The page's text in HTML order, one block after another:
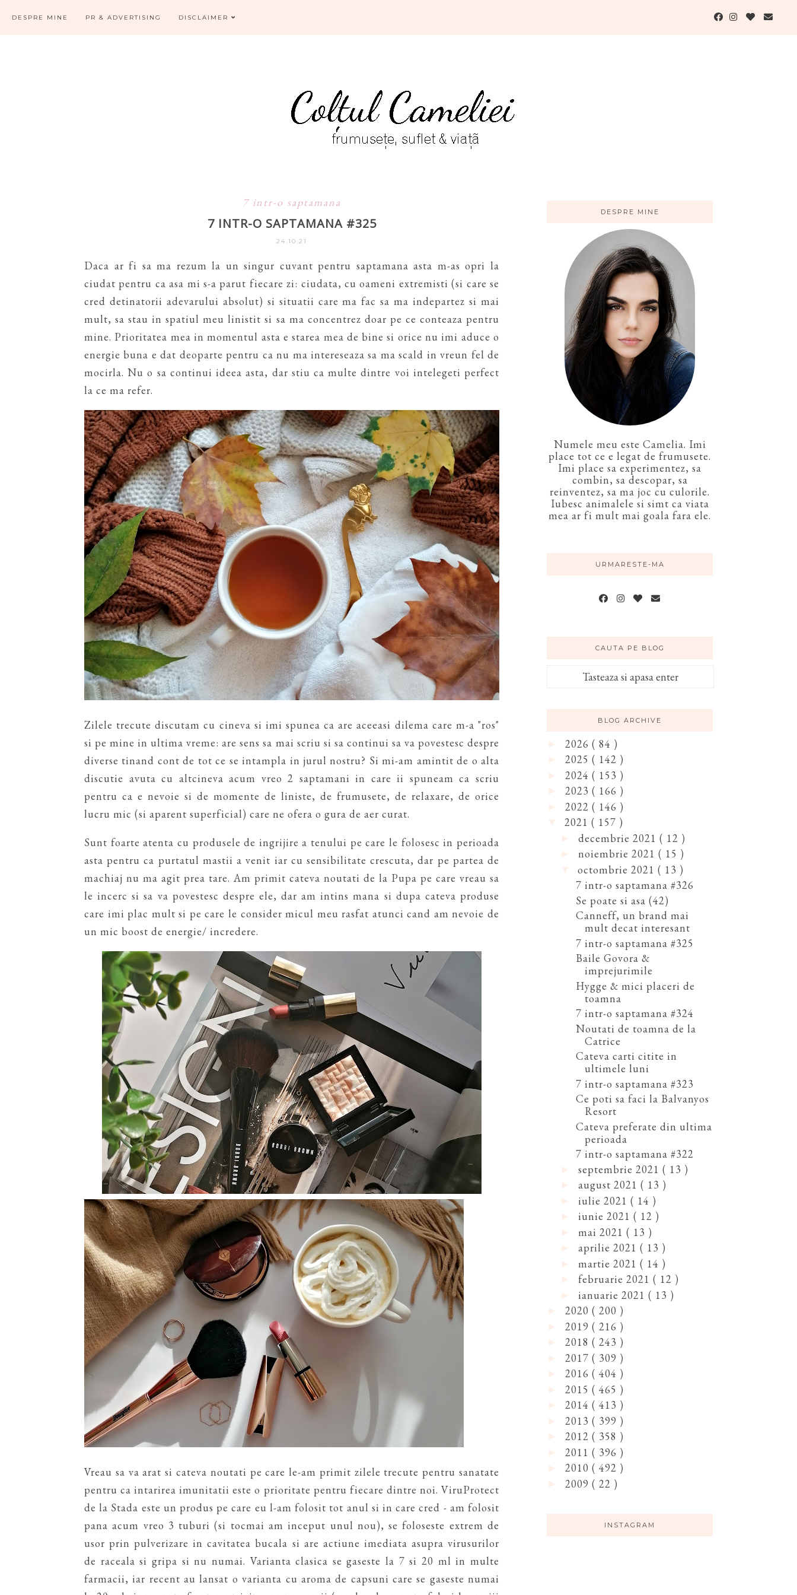
DESPRE MINE PR & ADVERTISING DISCLAIMER
7 intr-o saptamana
7 INTR-O SAPTAMANA #325
24.10.21
Daca ar fi sa ma rezum la un singur cuvant pentru saptamana asta m-as opri la
ciudat pentru ca asa mi s-a parut fiecare zi: ciudata, cu oameni extremisti (si care se
cred detinatorii adevarului absolut) si situatii care ma fac sa ma indepartez si mai
mult, sa stau in spatiul meu linistit si sa ma concentrez doar pe ce conteaza pentru
mine. Prioritatea mea in momentul asta e starea mea de bine si orice nu imi aduce o
energie buna e dat deoparte pentru ca nu ma intereseaza sa ma scald in vreun fel de
mocirla. Nu o sa continui ideea asta, dar stiu ca multe dintre voi intelegeti perfect
la ce ma refer.
Zilele trecute discutam cu cineva si imi spunea ca are aceeasi dilema care m-a "ros"
si pe mine in ultima vreme: are sens sa mai scriu si sa continui sa va povestesc despre
diverse tinand cont de tot ce se intampla in jurul nostru? Si mi-am amintit de o alta
discutie avuta cu altcineva acum vreo 2 saptamani in care ii spuneam ca scriu
pentru ca e nevoie si de momente de liniste, de frumusete, de relaxare, de orice
lucru mic (si aparent superficial) care ne ofera o gura de aer curat.
Sunt foarte atenta cu produsele de ingrijire a tenului pe care le folosesc in perioada
asta pentru ca purtatul mastii a venit iar cu sensibilitate crescuta, dar pe partea de
machiaj nu ma agit prea tare. Am primit cateva noutati de la Pupa pe care vreau sa
le incerc si sa va povestesc despre ele, dar am intins mana si dupa cateva produse
care imi plac mult si pe care le consider micul meu rasfat atunci cand am nevoie de
un mic boost de energie/ incredere.
Vreau sa va arat si cateva noutati pe care le-am primit zilele trecute pentru sanatate
pentru ca intarirea imunitatii este o prioritate pentru fiecare dintre noi. ViruProtect
de la Stada este un produs pe care eu l-am folosit tot anul si in care cred - am folosit
pana acum vreo 3 tuburi (si tocmai am inceput unul nou), se foloseste extrem de
usor prin pulverizare in cavitatea bucala si are actiune imediata asupra virusurilor
de raceala si gripa si nu numai. Varianta clasica se gaseste la 7 si 20 ml in multe
farmacii, iar recent au lansat o varianta cu aroma de capsuni care se gaseste numai
DESPRE MINE
Numele meu este Camelia. Imi
place tot ce e legat de frumusete.
Imi place sa experimentez, sa
combin, sa descopar, sa
reinventez, sa ma joc cu culorile.
Iubesc animalele si simt ca viata
mea ar fi mult mai goala fara ele.
URMARESTE-MA
CAUTA PE BLOG
BLOG ARCHIVE
2026 ( 84 )
2025 ( 142 )
2024 ( 153 )
2023 ( 166 )
2022 ( 146 )
2021 ( 157 )
decembrie 2021 ( 12 )
noiembrie 2021 ( 15 )
octombrie 2021 ( 13 )
7 intr-o saptamana #326
Se poate si asa (42)
Canneff, un brand mai
mult decat interesant
7 intr-o saptamana #325
Baile Govora &
imprejurimile
Hygge & mici placeri de
toamna
7 intr-o saptamana #324
Noutati de toamna de la
Catrice
Cateva carti citite in
ultimele luni
7 intr-o saptamana #323
Ce poti sa faci la Balvanyos
Resort
Cateva preferate din ultima
perioada
7 intr-o saptamana #322
septembrie 2021 ( 13 )
august 2021 ( 13 )
iulie 2021 ( 14 )
iunie 2021 ( 12 )
mai 2021 ( 13 )
aprilie 2021 ( 13 )
martie 2021 ( 14 )
februarie 2021 ( 12 )
ianuarie 2021 ( 13 )
2020 ( 200 )
2019 ( 216 )
2018 ( 243 )
2017 ( 309 )
2016 ( 404 )
2015 ( 465 )
2014 ( 413 )
2013 ( 399 )
2012 ( 358 )
2011 ( 396 )
2010 ( 492 )
2009 ( 22 )
INSTAGRAM